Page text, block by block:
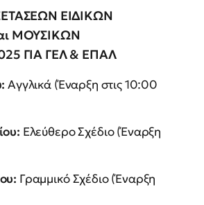
ΕΙΔΙΚΩΝ
ΜΟΥΣΙΚΩΝ
ΓΙΑ ΓΕΛ & ΕΠΑΛ
Αγγλικά (Έναρξη στις 10:00
Ελεύθερο Σχέδιο (Έναρξη
Γραμμικό Σχέδιο (Έναρξη